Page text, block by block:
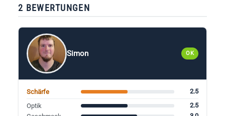
2 BEWERTUNGEN
Simon OK
Schärfe
2.5
Optik
2.5